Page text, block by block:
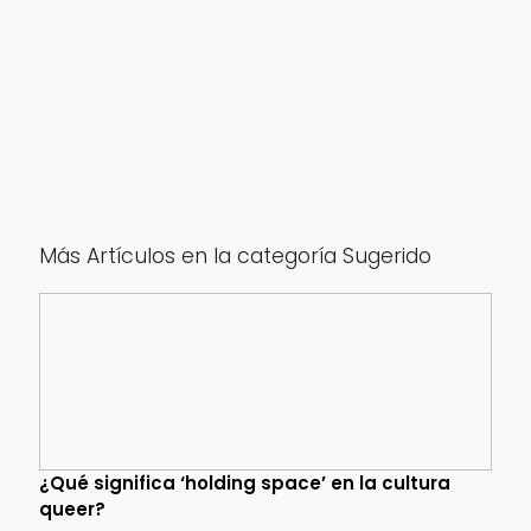
Más Artículos en la categoría Sugerido
¿Qué significa ‘holding space’ en la cultura
queer?